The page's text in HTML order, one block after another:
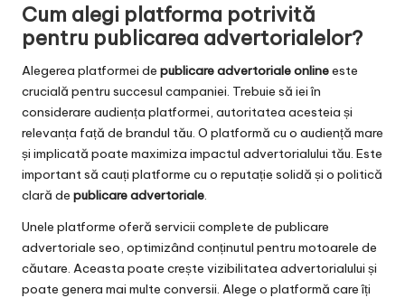
Cum alegi platforma potrivită
pentru publicarea advertorialelor?
Alegerea platformei de publicare advertoriale onlineeste
crucială pentru succesul campaniei. Trebuie să iei în
considerare audiența platformei, autoritatea acesteia și
relevanța față de brandul tău. O platformă cu o audiență mare
și implicată poate maximiza impactul advertorialului tău. Este
important să cauți platforme cu o reputație solidă și o politică
clară de publicare advertoriale.
Unele platforme oferă servicii complete de publicare
advertoriale seo, optimizând conținutul pentru motoarele de
căutare. Aceasta poate crește vizibilitatea advertorialului și
poate genera mai multe conversii. Alege o platformă care îți